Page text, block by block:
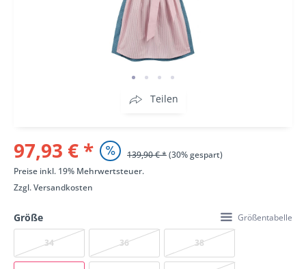
Teilen
97,93 € * 139,90 € *(30% gespart)
Preise inkl. 19% Mehrwertsteuer.
Zzgl.Versandkosten
Größe Größentabelle
34 36 38